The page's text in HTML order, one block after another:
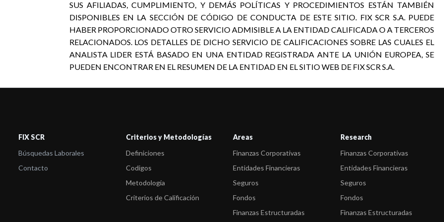
SUS AFILIADAS, CUMPLIMIENTO, Y DEMÁS POLÍTICAS Y PROCEDIMIENTOS ESTÁN TAMBIÉN
DISPONIBLES EN LA SECCIÓN DE CÓDIGO DE CONDUCTA DE ESTE SITIO. FIX SCR S.A. PUEDE
HABER PROPORCIONADO OTRO SERVICIO ADMISIBLE A LA ENTIDAD CALIFICADA O A TERCEROS
RELACIONADOS. LOS DETALLES DE DICHO SERVICIO DE CALIFICACIONES SOBRE LAS CUALES EL
ANALISTA LIDER ESTÁ BASADO EN UNA ENTIDAD REGISTRADA ANTE LA UNIÓN EUROPEA, SE
PUEDEN ENCONTRAR EN EL RESUMEN DE LA ENTIDAD EN EL SITIO WEB DE FIX SCR S.A.
FIX SCR
Búsquedas Laborales
Contacto
Criterios y Metodologías
Definiciones
Codigos
Metodología
Criterios de Calificación
Areas
Finanzas Corporativas
Entidades Financieras
Seguros
Fondos
Finanzas Estructuradas
Research
Finanzas Corporativas
Entidades Financieras
Seguros
Fondos
Finanzas Estructuradas